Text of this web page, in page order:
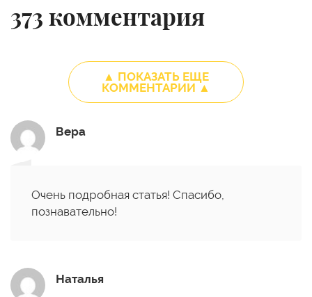
373 комментария
▲ ПОКАЗАТЬ ЕЩЕ
КОММЕНТАРИИ ▲
Вера
Очень подробная статья! Спасибо,
познавательно!
Наталья